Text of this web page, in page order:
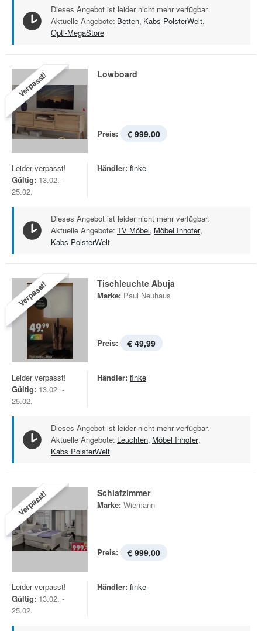
Dieses Angebot ist leider nicht mehr verfügbar.
Aktuelle Angebote: Betten, Kabs PolsterWelt,
Opti-MegaStore
Verpasst! Lowboard
Preis: € 999,00
Leider verpasst!
Gültig: 13.02. -
25.02.
Händler: finke
Dieses Angebot ist leider nicht mehr verfügbar.
Aktuelle Angebote: TV Möbel, Möbel Inhofer,
Kabs PolsterWelt
Verpasst! Tischleuchte Abuja
Marke: Paul Neuhaus
Preis: € 49,99
Leider verpasst!
Gültig: 13.02. -
25.02.
Händler: finke
Dieses Angebot ist leider nicht mehr verfügbar.
Aktuelle Angebote: Leuchten, Möbel Inhofer,
Kabs PolsterWelt
Verpasst! Schlafzimmer
Marke: Wiemann
Preis: € 999,00
Leider verpasst!
Gültig: 13.02. -
25.02.
Händler: finke